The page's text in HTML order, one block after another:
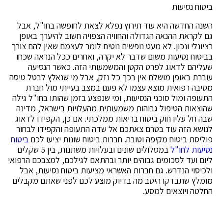
ביטוח נסיעות
השנה החדשה היא עוד תירוץ נפלא לצאת לחופשה בחו"ל, אבל
גם לקראת ההנאה הגדולה והחוויה הצפויה חשוב להיערך באופן
רציונלי ונכון. לא מעט נופשים נוטים לומר לעצמם שאין להם צורך
בביטוח נסיעות משום שדבר לא יקרה, ואחרים ככל הנראה שכחו
שעליהם לדאוג לפרט הקטן והמשמעותי הזה. כאשר הנסיעה
עוברת באופן מושלם אין בכך כל נזק, אבל מי שנאלץ לבטל טיסה
מסיבה רפואית מוצא עצמו לא פעם במצב בעייתי מול חברת
התעופה ומול סוכני הנסיעות, ומי שנפצע בזמן שהותו בחו"ל גילה
שהוצאות הטיפול גבוהות משמעותית מהעלויות בישראל, מדינה
שבה חל עליו חוק ביטוח בריאות ממלכתי. אם כן, הקפידו לדאוג
לנושא הזה עוד בטרם צאתכם אל שדה התעופה והקפידו לבחור
פוליסת ביטוח מקיפה וטובה. חברות ביטוח שונות יציעו לכם ביטוח
נסיעות לחו"ל
במסלולים שונים ובעלויות משתנות, בין 5 שקלים
ליום ועד לסכומים גבוהים יותר ובהתאם לגילכם, למצבכם הרפואי
ולכיסוי הנדרש. גם חברות האשראי מציעות ביטוח נסיעות, אבל
מומלץ שתבדקו היטב מה בדיוק מוצע לכם לפני שאתם מקבלים
החלטה ויוצאים למסע.